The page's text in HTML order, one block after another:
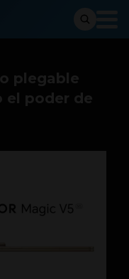
plegable
el poder de